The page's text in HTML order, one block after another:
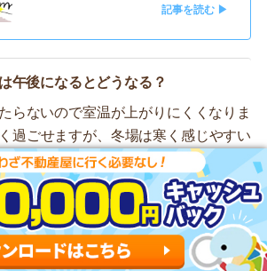
記事を読む ▶
午後になるとどうなる？
らないので室温が上がりにくくなりま
過ごせますが、冬場は寒く感じやすい
ンはカビが生えやすい？
すいです。午後以降お部屋に直射日光
からです。こまめに換気したり、除湿